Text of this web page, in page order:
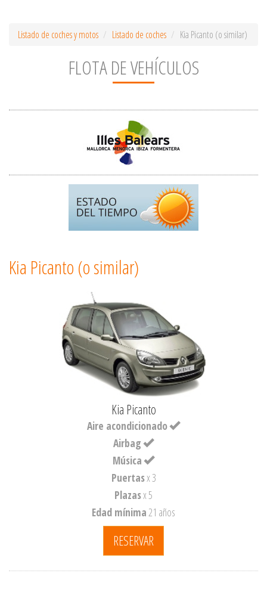
Listado de coches y motos Listado de coches Kia Picanto (o similar)
FLOTA DE VEHÍCULOS
Kia Picanto (o similar)
Kia Picanto
Aire acondicionado
Airbag
Música
Puertasx 3
Plazasx 5
Edad mínima21 años
RESERVAR